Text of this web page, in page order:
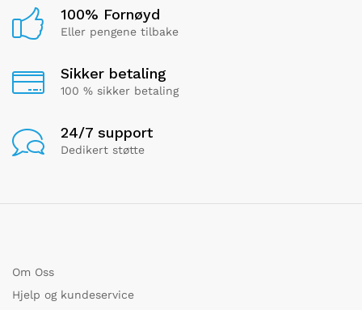
100% Fornøyd
Eller pengene tilbake
Sikker betaling
100 % sikker betaling
24/7 support
Dedikert støtte
Om Oss
Hjelp og kundeservice